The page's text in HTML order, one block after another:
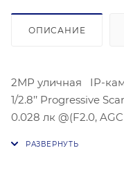
ОПИСАНИЕ
2МР уличная IP-
1/2.8’’ Progressive
0.028 лк @(F2.0,